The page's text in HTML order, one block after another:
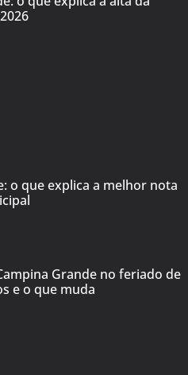
o que explica a melhor nota
Grande no feriado de
e o que muda